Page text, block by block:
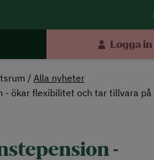
Logga in
Alla nyheter
- ökar flexibilitet och tar tillvara
-